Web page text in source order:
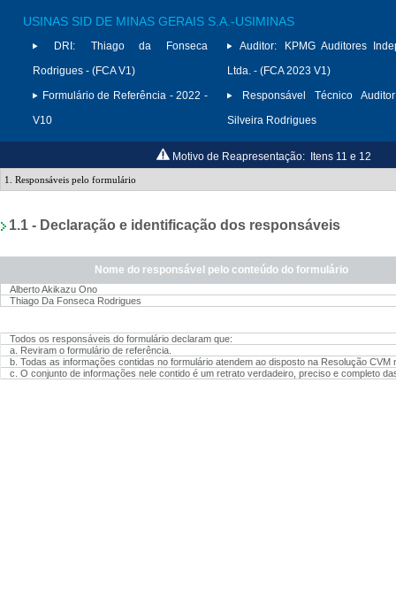
USINAS SID DE MINAS GERAIS S.A.-USIMINAS
DRI:
Thiago da Fonseca
Rodrigues - (FCA V1)
Formulário de Referência - 2022 -
V10
Auditor:
KPMG Auditores
Ltda. - (FCA 2023 V1)
Responsável Técnico
Silveira Rodrigues
Motivo de Reapresentação: Itens 11 e 12